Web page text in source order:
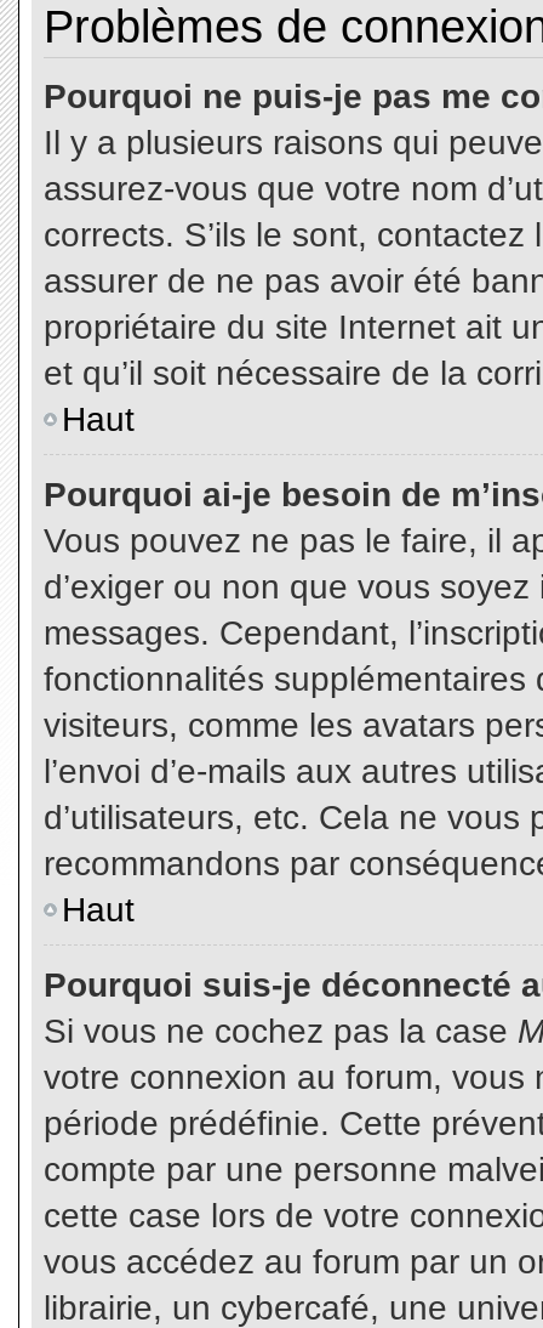
Problèmes de
Pourquoi ne puis-je pas me
Il y a plusieurs raisons qui
assurez-vous que votre nom
corrects. S’ils le sont,
assurer de ne pas avoir été
propriétaire du site Internet ait
et qu’il soit nécessaire de la
Haut
Pourquoi ai-je besoin de
Vous pouvez ne pas le faire, il
d’exiger ou non que vous
messages. Cependant,
fonctionnalités
visiteurs, comme les avatars
l’envoi d’e-mails aux autres
d’utilisateurs, etc. Cela ne vous
recommandons par
Haut
Pourquoi suis-je déconnecté
Si vous ne cochez pas la case
votre connexion au forum,
période prédéfinie. Cette
compte par une personne
cette case lors de votre
vous accédez au forum par un
librairie, un cybercafé, une